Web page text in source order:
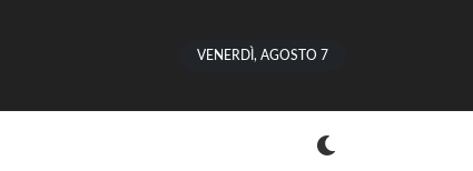
VENERDÌ, AGOSTO 7